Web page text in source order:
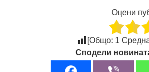
Оцени
[Общо: 1
Сподели